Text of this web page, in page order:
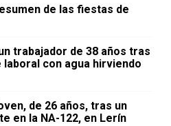
de las fiestas de
trabajador de 38 años tras
con agua hirviendo
de 26 años, tras un
en la NA-122, en Lerín